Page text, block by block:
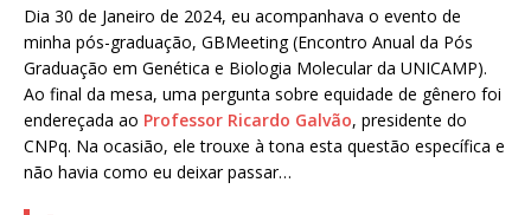
Dia 30 de Janeiro de 2024, eu acompanhava o evento de
minha pós-graduação, GBMeeting (Encontro Anual da Pós
Graduação em Genética e Biologia Molecular da UNICAMP).
Ao final da mesa, uma pergunta sobre equidade de gênero foi
endereçada ao Professor Ricardo Galvão, presidente do
CNPq. Na ocasião, ele trouxe à tona esta questão específica e
não havia como eu deixar passar…